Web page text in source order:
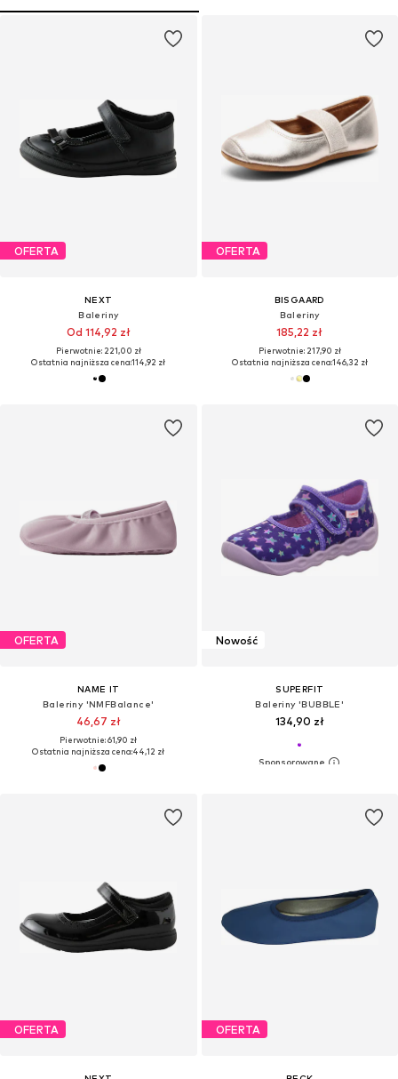
OFERTA
NEXT
Baleriny
Od 114,92 zł
Pierwotnie: 221,00 zł
Ostatnia najniższa cena:114,92 zł
OFERTA
BISGAARD
Baleriny
185,22 zł
Pierwotnie: 217,90 zł
Ostatnia najniższa cena:146,32 zł
OFERTA
NAME IT
Baleriny 'NMFBalance'
46,67 zł
Pierwotnie: 61,90 zł
Ostatnia najniższa cena:44,12 zł
Nowość
SUPERFIT
Baleriny 'BUBBLE'
134,90 zł
OFERTA OFERTA